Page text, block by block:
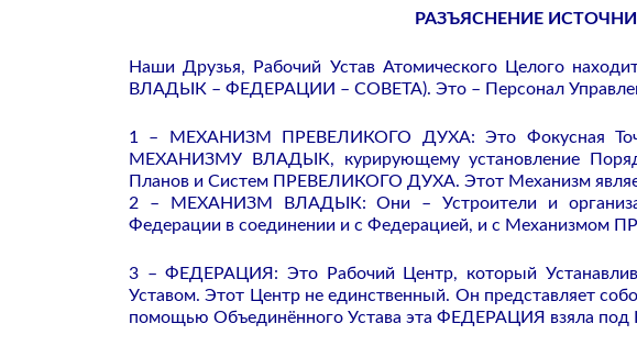
РАЗЪЯСНЕНИЕ
Наши Друзья, Рабочий Устав Атомического Целого
ВЛАДЫК – ФЕДЕРАЦИИ – СОВЕТА). Это – Персонал
1 – МЕХАНИЗМ ПРЕВЕЛИКОГО ДУХА: Это Фокусная
МЕХАНИЗМУ ВЛАДЫК, курирующему установление
Планов и Систем ПРЕВЕЛИКОГО ДУХА. Этот Механизм
2 – МЕХАНИЗМ ВЛАДЫК: Они – Устроители и
Федерации в соединении и с Федерацией, и с Механизмом
3 – ФЕДЕРАЦИЯ: Это Рабочий Центр, который
Уставом. Этот Центр не единственный. Он представляет
помощью Объединённого Устава эта ФЕДЕРАЦИЯ взяла под